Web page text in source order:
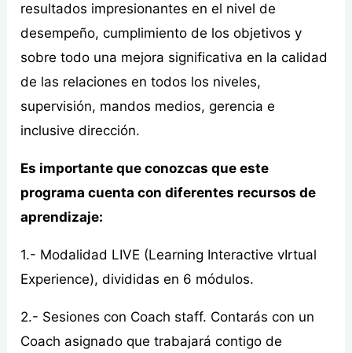
resultados impresionantes en el nivel de
desempeño, cumplimiento de los objetivos y
sobre todo una mejora significativa en la calidad
de las relaciones en todos los niveles,
supervisión, mandos medios, gerencia e
inclusive dirección.
Es importante que conozcas que este
programa cuenta con diferentes recursos de
aprendizaje:
1.- Modalidad LIVE (Learning Interactive vIrtual
Experience), divididas en 6 módulos.
2.- Sesiones con Coach staff. Contarás con un
Coach asignado que trabajará contigo de